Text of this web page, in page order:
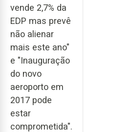
vende 2,7% da
EDP mas prevê
não alienar
mais este ano"
e "Inauguração
do novo
aeroporto em
2017 pode
estar
comprometida".